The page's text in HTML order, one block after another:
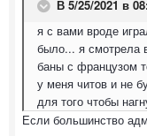
В 5/25/2021 в
я с вами вроде
было... я смотрела
баны с французом
у меня читов и не
для того чтобы
Если большинство